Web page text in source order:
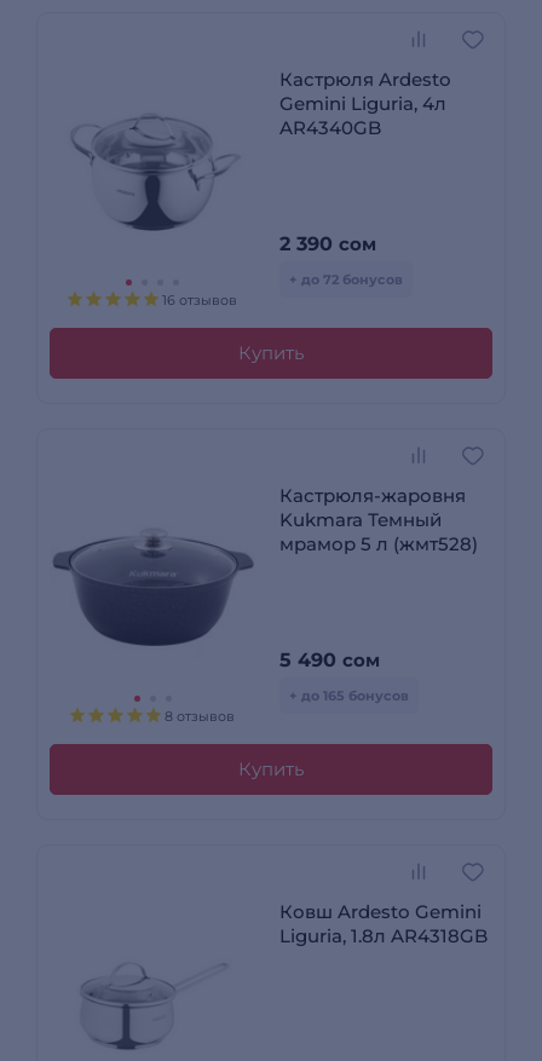
16 отзывов
Кастрюля Ardesto
Gemini Liguria, 4л
AR4340GB
2 390 сом
+ до 72 бонусов
Купить
8 отзывов
Кастрюля-жаровня
Kukmara Темный
мрамор 5 л (жмт528)
5 490 сом
+ до 165 бонусов
Купить
Ковш Ardesto Gemini
Liguria, 1.8л AR4318GB